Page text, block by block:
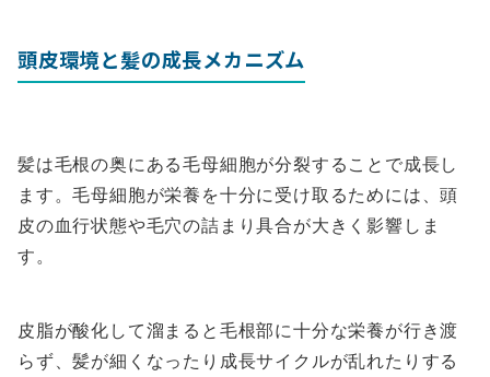
頭皮環境と髪の成長メカニズム
髪は毛根の奥にある毛母細胞が分裂することで成長し
ます。毛母細胞が栄養を十分に受け取るためには、頭
皮の血行状態や毛穴の詰まり具合が大きく影響しま
す。
皮脂が酸化して溜まると毛根部に十分な栄養が行き渡
らず、髪が細くなったり成長サイクルが乱れたりする